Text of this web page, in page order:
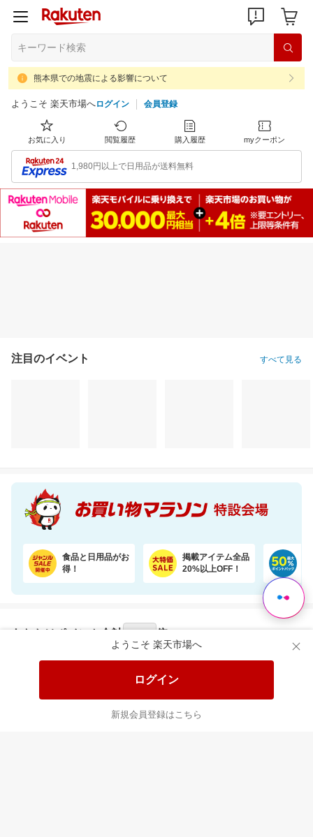
熊本県での地震による影響について
ようこそ 楽天市場へログイン 会員登録
お気に入り 閲覧履歴 購入履歴 myクーポン
1,980円以上で日用品が送料無料
ようこそ 楽天市場へ
ログイン
新規会員登録はこちら
注目のイベント すべて見る
食品と日用品がお
得！
掲載アイテム全品
20%以上OFF！
あなたはポイント 合計 倍